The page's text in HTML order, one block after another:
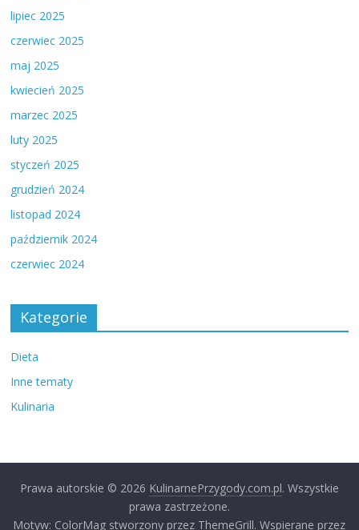
lipiec 2025
czerwiec 2025
maj 2025
kwiecień 2025
marzec 2025
luty 2025
styczeń 2025
grudzień 2024
listopad 2024
październik 2024
czerwiec 2024
Kategorie
Dieta
Inne tematy
Kulinaria
Prawa autorskie © 2026 KulinarnePrzygody.com.pl. Wszystkie
prawa zastrzeżone.
Motyw: ColorMag stworzony przez ThemeGrill. Wspierane przez